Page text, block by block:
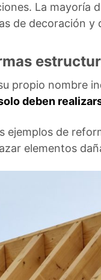
La mayoría
de decoración y
propio nombre
deben
ejemplos de
elementos